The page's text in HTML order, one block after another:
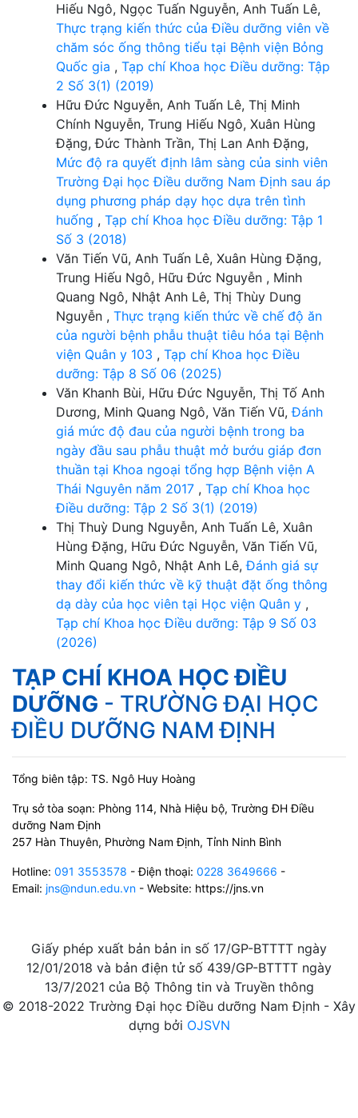
Hiếu Ngô, Ngọc Tuấn Nguyễn, Anh Tuấn Lê,
Thực trạng kiến thức của Điều dưỡng viên về
chăm sóc ống thông tiểu tại Bệnh viện Bỏng
Quốc gia , Tạp chí Khoa học Điều dưỡng: Tập
2 Số 3(1) (2019)
Hữu Đức Nguyễn, Anh Tuấn Lê, Thị Minh
Chính Nguyễn, Trung Hiếu Ngô, Xuân Hùng
Đặng, Đức Thành Trần, Thị Lan Anh Đặng,
Mức độ ra quyết định lâm sàng của sinh viên
Trường Đại học Điều dưỡng Nam Định sau áp
dụng phương pháp dạy học dựa trên tình
huống , Tạp chí Khoa học Điều dưỡng: Tập 1
Số 3 (2018)
Văn Tiến Vũ, Anh Tuấn Lê, Xuân Hùng Đặng,
Trung Hiếu Ngô, Hữu Đức Nguyễn , Minh
Quang Ngô, Nhật Anh Lê, Thị Thùy Dung
Nguyễn , Thực trạng kiến thức về chế độ ăn
của người bệnh phẫu thuật tiêu hóa tại Bệnh
viện Quân y 103 , Tạp chí Khoa học Điều
dưỡng: Tập 8 Số 06 (2025)
Văn Khanh Bùi, Hữu Đức Nguyễn, Thị Tố Anh
Dương, Minh Quang Ngô, Văn Tiến Vũ,Đánh
giá mức độ đau của người bệnh trong ba
ngày đầu sau phẫu thuật mở bướu giáp đơn
thuần tại Khoa ngoại tổng hợp Bệnh viện A
Thái Nguyên năm 2017 , Tạp chí Khoa học
Điều dưỡng: Tập 2 Số 3(1) (2019)
Thị Thuỳ Dung Nguyễn, Anh Tuấn Lê, Xuân
Hùng Đặng, Hữu Đức Nguyễn, Văn Tiến Vũ,
Minh Quang Ngô, Nhật Anh Lê,Đánh giá sự
thay đổi kiến thức về kỹ thuật đặt ống thông
dạ dày của học viên tại Học viện Quân y ,
Tạp chí Khoa học Điều dưỡng: Tập 9 Số 03
(2026)
TẠP CHÍ KHOA HỌC ĐIỀU
DƯỠNG - TRƯỜNG ĐẠI HỌC
ĐIỀU DƯỠNG NAM ĐỊNH
Tổng biên tập: TS. Ngô Huy Hoàng
Trụ sở tòa soạn: Phòng 114, Nhà Hiệu bộ, Trường ĐH Điều
dưỡng Nam Định
257 Hàn Thuyên, Phường Nam Định, Tỉnh Ninh Bình
Hotline: 091 3553578 - Điện thoại: 0228 3649666 -
Email: jns@ndun.edu.vn - Website: https://jns.vn
Giấy phép xuất bản bản in số 17/GP-BTTTT ngày
12/01/2018 và bản điện tử số 439/GP-BTTTT ngày
13/7/2021 của Bộ Thông tin và Truyền thông
© 2018-2022 Trường Đại học Điều dưỡng Nam Định - Xây
dựng bởi OJSVN